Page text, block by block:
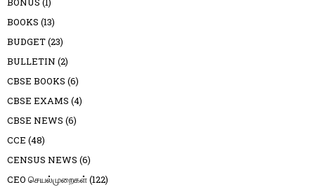
BOOKS (13)
BUDGET(23)
BULLETIN (2)
CBSE BOOKS (6)
CBSE EXAMS (4)
CBSE NEWS (6)
CCE (48)
CENSUS NEWS (6)
CEO செயல்முறைகள்(122)